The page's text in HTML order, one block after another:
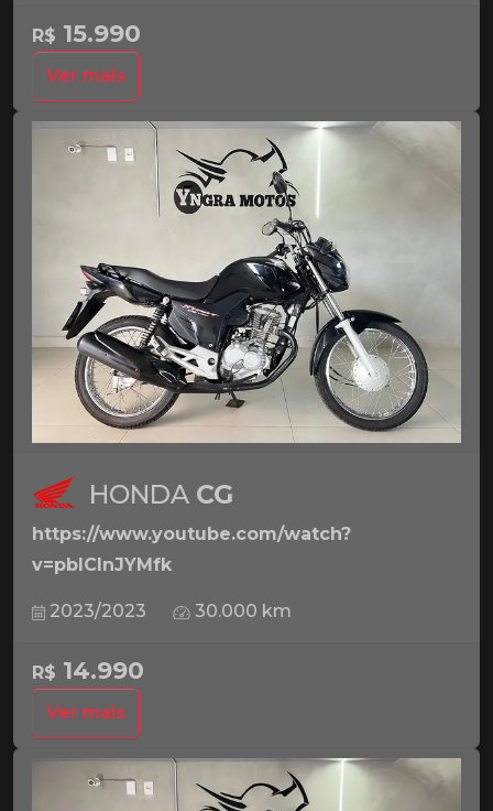
R$ 15.990
Ver mais
HONDA CG
https://www.youtube.com/watch?
v=pbICInJYMfk
2023/2023 30.000 km
R$ 14.990
Ver mais